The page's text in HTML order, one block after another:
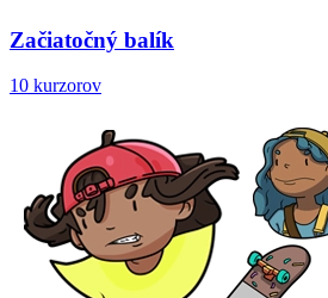
Začiatočný balík
10 kurzorov